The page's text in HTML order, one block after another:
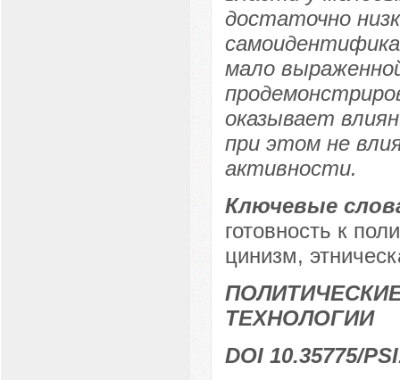
достаточно
мало
оказывает
при этом не
активности.
Ключевые
готовность к
цинизм,
ТЕХНОЛОГИИ
DOI 10.35775/